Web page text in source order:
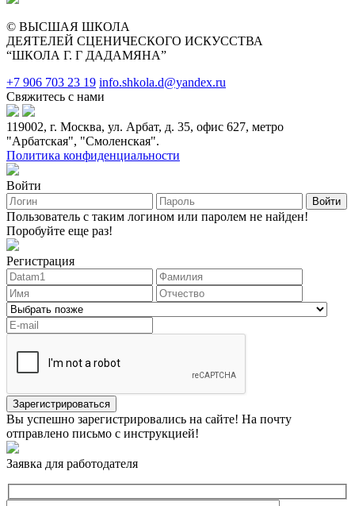
© ВЫСШАЯ ШКОЛА
ДЕЯТЕЛЕЙ СЦЕНИЧЕСКОГО ИСКУССТВА
“ШКОЛА Г. Г ДАДАМЯНА”
+7 906 703 23 19 info.shkola.d@yandex.ru
Свяжитесь с нами
119002, г. Москва, ул. Арбат, д. 35, офис 627, метро
"Арбатская", "Смоленская".
Политика конфиденциальности
Войти
Войти
Пользователь с таким логином или паролем не найден!
Поробуйте еще раз!
Регистрация
Зарегистрироваться
Вы успешно зарегистрировались на сайте! На почту
отправлено письмо с инструкцией!
Заявка для работодателя